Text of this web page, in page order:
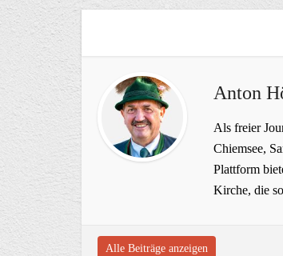
Anton
Als freier
Chiemsee,
Plattform
Kirche, die
Alle Beiträge anzeigen